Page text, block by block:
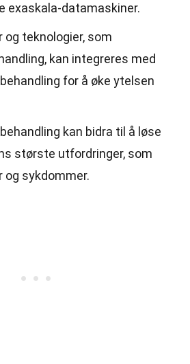
exaskala-datamaskiner.
og teknologier, som
kan integreres med
for å øke ytelsen
kan bidra til å løse
største utfordringer, som
og sykdommer.